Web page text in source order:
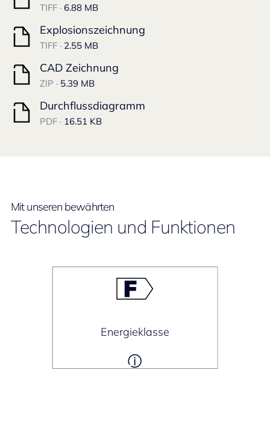
TIFF · 6.88 MB
Explosionszeichnung
TIFF · 2.55 MB
CAD Zeichnung
ZIP · 5.39 MB
Durchflussdiagramm
PDF · 16.51 KB
Mit unseren bewährten
Technologien und Funktionen
Energieklasse